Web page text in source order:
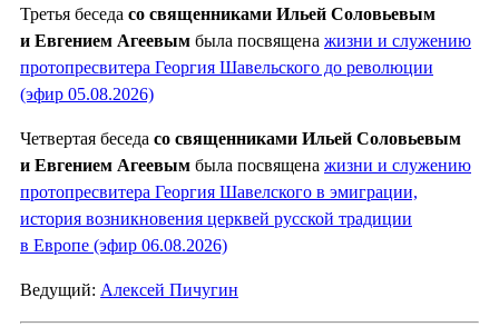
Третья беседа со священниками Ильей Соловьевым
и Евгением Агеевым была посвящена жизни и служению
протопресвитера Георгия Шавельского до революции
(эфир 05.08.2026)
Четвертая беседа со священниками Ильей Соловьевым
и Евгением Агеевым была посвящена жизни и служению
протопресвитера Георгия Шавелского в эмиграции,
история возникновения церквей русской традиции
в Европе (эфир 06.08.2026)
Ведущий: Алексей Пичугин